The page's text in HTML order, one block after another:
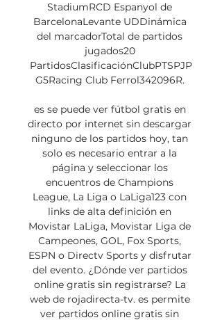
StadiumRCD Espanyol de
BarcelonaLevante UDDinámica
del marcadorTotal de partidos
jugados20
PartidosClasificaciónClubPTSPJP
G5Racing Club Ferrol342096R.
es se puede ver fútbol gratis en
directo por internet sin descargar
ninguno de los partidos hoy, tan
solo es necesario entrar a la
página y seleccionar los
encuentros de Champions
League, La Liga o LaLiga123 con
links de alta definición en
Movistar LaLiga, Movistar Liga de
Campeones, GOL, Fox Sports,
ESPN o Directv Sports y disfrutar
del evento. ¿Dónde ver partidos
online gratis sin registrarse? La
web de rojadirecta-tv. es permite
ver partidos online gratis sin